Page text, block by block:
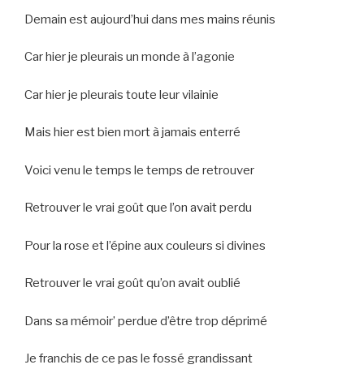
Demain est aujourd’hui dans mes mains réunis
Car hier je pleurais un monde à l’agonie
Car hier je pleurais toute leur vilainie
Mais hier est bien mort à jamais enterré
Voici venu le temps le temps de retrouver
Retrouver le vrai goût que l’on avait perdu
Pour la rose et l’épine aux couleurs si divines
Retrouver le vrai goût qu’on avait oublié
Dans sa mémoir’ perdue d’être trop déprimé
Je franchis de ce pas le fossé grandissant